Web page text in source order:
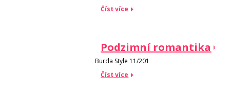
Číst více
Podzimní romantika
Burda Style 11/201
Číst více